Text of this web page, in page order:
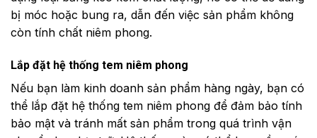
bị móc hoặc bung ra, dẫn đến việc sản phẩm không
còn tính chất niêm phong.
Lắp đặt hệ thống tem niêm phong
Nếu bạn làm kinh doanh sản phẩm hàng ngày, bạn có
thể lắp đặt hệ thống tem niêm phong để đảm bảo tính
bảo mật và tránh mất sản phẩm trong quá trình vận